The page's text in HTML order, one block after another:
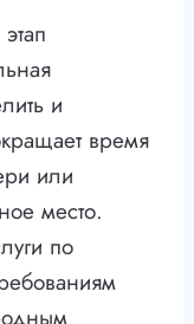
и
время
или
место.
по